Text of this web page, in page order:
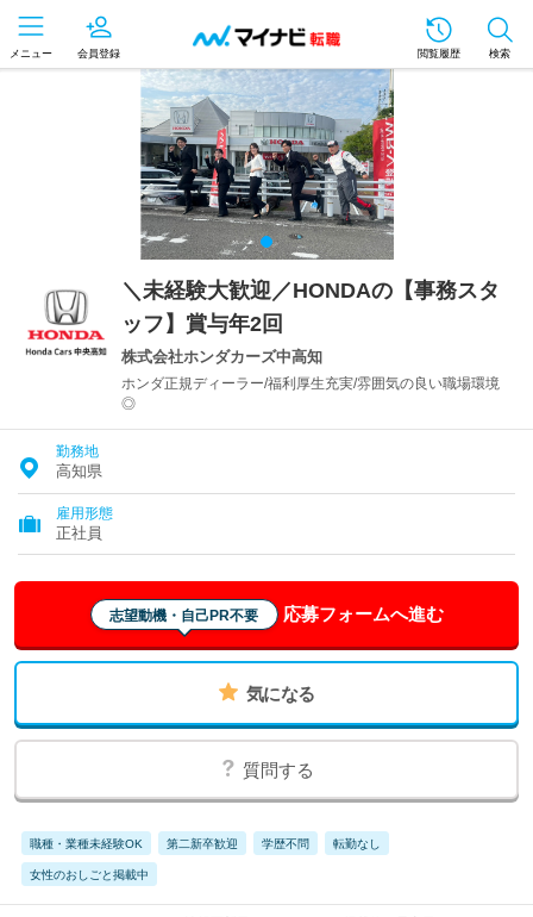
メニュー 会員登録 閲覧履歴 検索
＼未経験大歓迎／HONDAの【事務スタ
ッフ】賞与年2回
株式会社ホンダカーズ中高知
ホンダ正規ディーラー/福利厚生充実/雰囲気の良い職場環境
◎
勤務地
高知県
雇用形態
正社員
志望動機・自己PR不要 応募フォームへ進む
気になる
質問する
職種・業種未経験OK 第二新卒歓迎 学歴不問 転勤なし
女性のおしごと掲載中